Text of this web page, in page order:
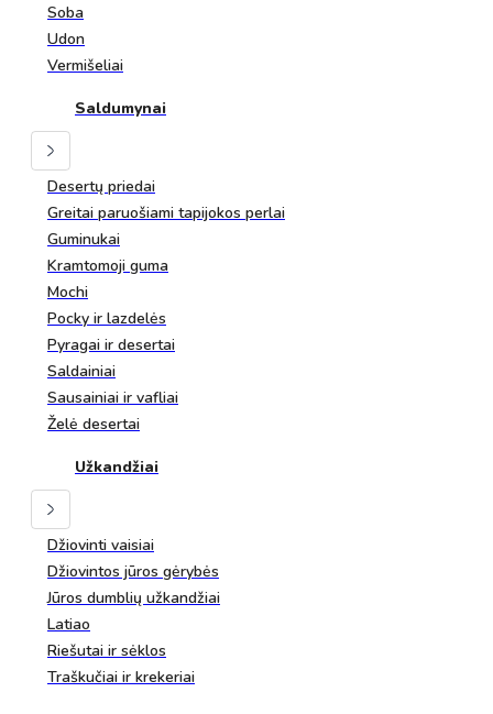
Soba
Udon
Vermišeliai
Saldumynai
Desertų priedai
Greitai paruošiami tapijokos perlai
Guminukai
Kramtomoji guma
Mochi
Pocky ir lazdelės
Pyragai ir desertai
Saldainiai
Sausainiai ir vafliai
Želė desertai
Užkandžiai
Džiovinti vaisiai
Džiovintos jūros gėrybės
Jūros dumblių užkandžiai
Latiao
Riešutai ir sėklos
Traškučiai ir krekeriai